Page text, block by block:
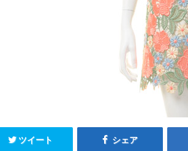
ツイート シェア